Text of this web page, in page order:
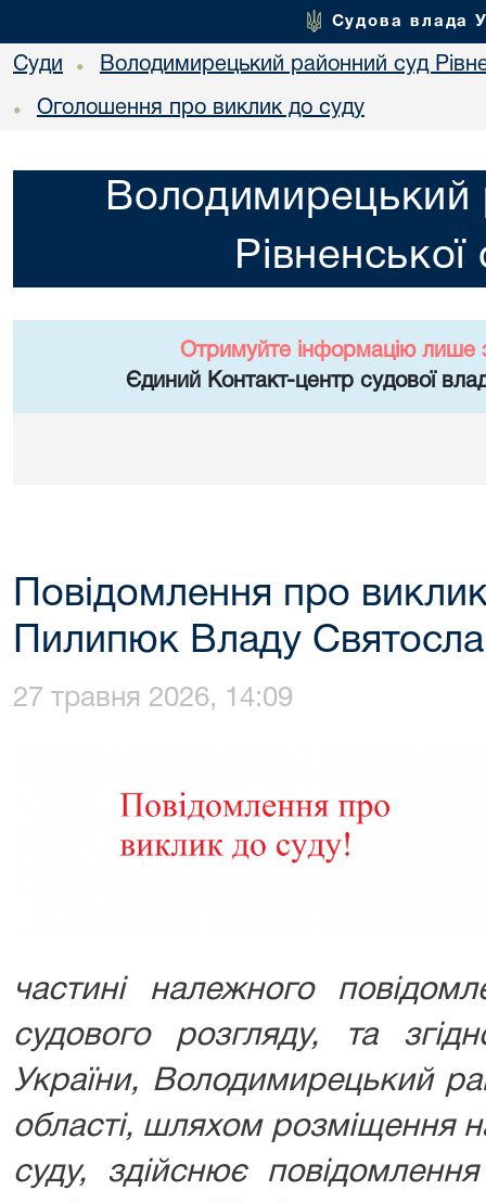
Судова влада
Суди • Володимирецький районний суд
• Оголошення про виклик до суду
Володимирецький
Рівненської
Отримуйте інформацію лише
Єдиний Контакт-центр судової
Повідомлення про
Пилипюк Владу
27 травня 2026, 14:09
частині належного
судового розгляду,
та
України, Володимирецький
області, шляхом розміщення
суду, здійснює